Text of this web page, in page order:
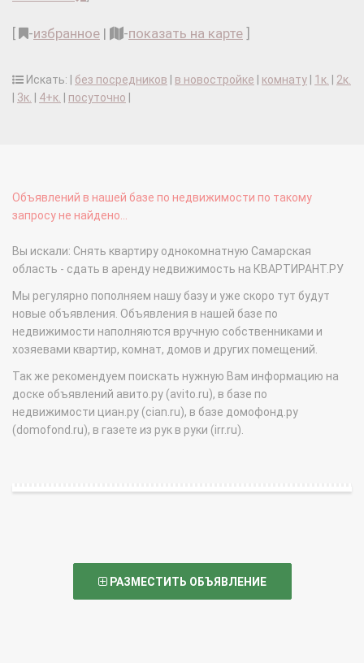
-избранное | -показать на карте
Искать: | без посредников в новостройке комнату 1к.
2к.
3к. 4+к. посуточно
Объявлений в нашей базе по недвижимости по такому
запросу не найдено...
Вы искали: Снять квартиру однокомнатную Самарская
область - сдать в аренду недвижимость на КВАРТИРАНТ.РУ
Мы регулярно пополняем нашу базу и уже скоро тут будут
новые объявления. Объявления в нашей базе по
недвижимости наполняются вручную собственниками и
хозяевами квартир, комнат, домов и других помещений.
Так же рекомендуем поискать нужную Вам информацию на
доске объявлений авито.ру (avito.ru), в базе по
недвижимости циан.ру (cian.ru), в базе домофонд.ру
(domofond.ru), в газете из рук в руки (irr.ru).
РАЗМЕСТИТЬ ОБЪЯВЛЕНИЕ